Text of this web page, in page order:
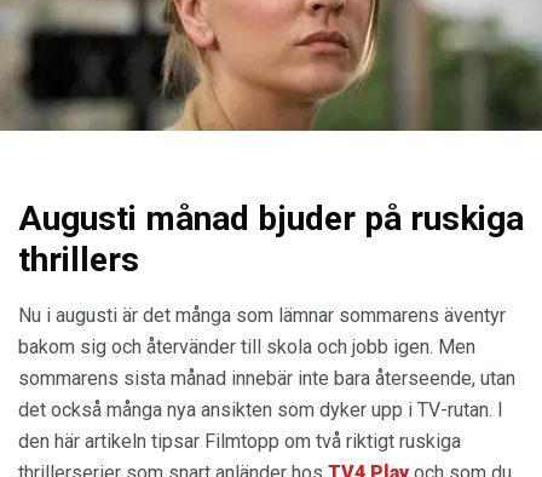
Augusti månad bjuder på ruskiga
thrillers
Nu i augusti är det många som lämnar sommarens äventyr
bakom sig och återvänder till skola och jobb igen. Men
sommarens sista månad innebär inte bara återseende, utan
det också många nya ansikten som dyker upp i TV-rutan. I
den här artikeln tipsar Filmtopp om två riktigt ruskiga